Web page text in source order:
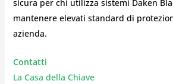
sicura per chi utilizza sistemi Daken
mantenere elevati standard di
azienda.
Contatti
La Casa della Chiave